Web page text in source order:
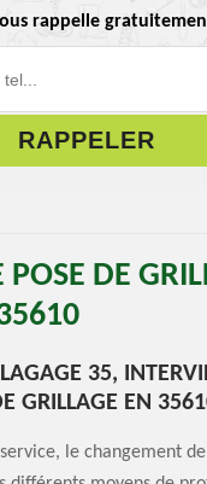
rappelle
POSE DE
35,
GRILLAGE EN
le changement